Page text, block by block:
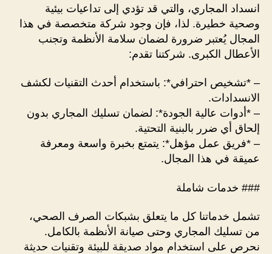
انسداد المجاري، والتي قد تؤدي إلى تداعيات بيئية
وصحية خطيرة. لذا، فإن وجود شركة متخصصة في هذا
المجال يُعتبر ضرورة لضمان سلامة الأنظمة وتجنب
الأعطال الكبرى. شركتنا تقدم:
– *تشخيص احترافي*: باستخدام أحدث التقنيات لكشف
الانسدادات.
– *أدوات عالية الجودة*: لضمان تسليك المجاري بدون
إلحاق أي ضرر بالبنية التحتية.
– *فريق عمل مؤهل*: يتمتع بخبرة واسعة ومعرفة
عميقة في هذا المجال.
### خدمات شاملة
تشمل خدماتنا كل ما يتعلق بشبكات الصرف الصحي،
من تسليك المجاري وحتى صيانة الأنظمة بالكامل.
نحرص على استخدام مواد صديقة للبيئة وتقنيات حديثة